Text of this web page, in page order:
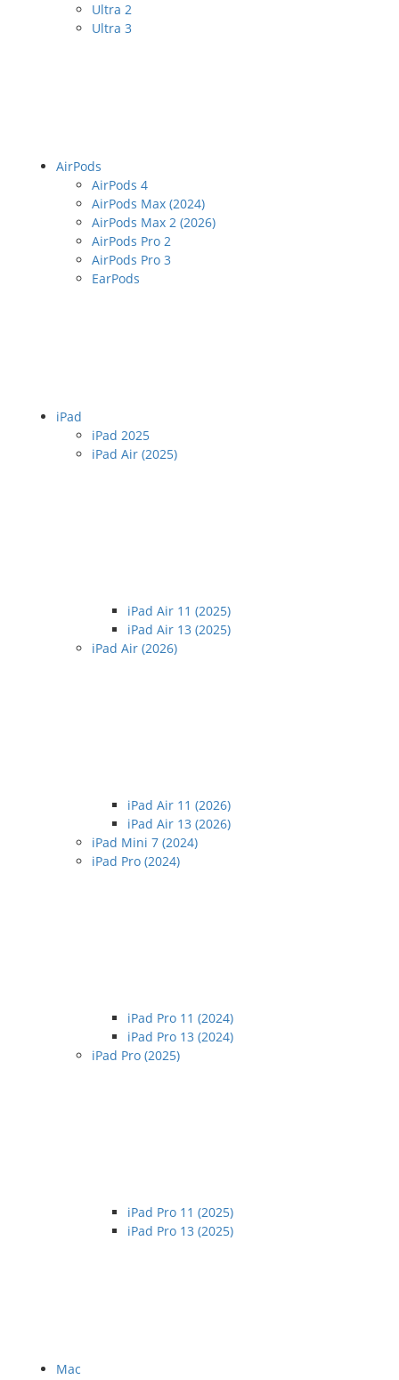
Ultra 2
Ultra 3
AirPods
AirPods 4
AirPods Max (2024)
AirPods Max 2 (2026)
AirPods Pro 2
AirPods Pro 3
EarPods
iPad
iPad 2025
iPad Air (2025)
iPad Air 11 (2025)
iPad Air 13 (2025)
iPad Air (2026)
iPad Air 11 (2026)
iPad Air 13 (2026)
iPad Mini 7 (2024)
iPad Pro (2024)
iPad Pro 11 (2024)
iPad Pro 13 (2024)
iPad Pro (2025)
iPad Pro 11 (2025)
iPad Pro 13 (2025)
Mac